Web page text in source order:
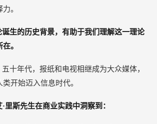
。
诞生的历史背景，有助于我们理解这一理论
。
五十年代，报纸和电视相继成为大众媒体，
开始迈入信息时代。
里斯先生在商业实践中洞察到：